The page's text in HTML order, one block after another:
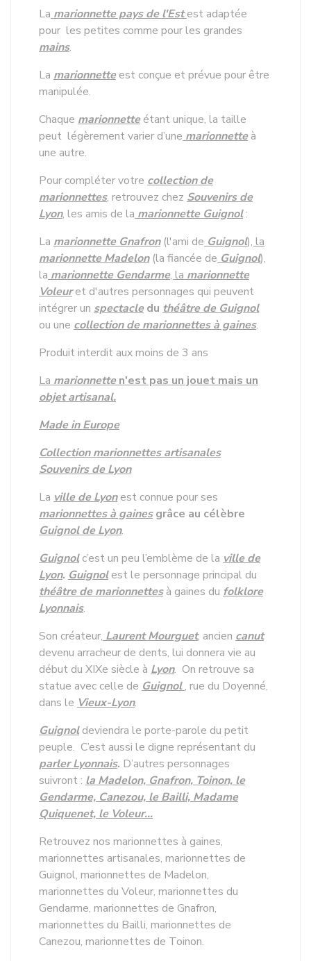
La marionnette pays de l'Estest adaptée
pour les petites comme pour les grandes
mains.
La marionnetteest conçue et prévue pour être
manipulée.
Chaque marionnetteétant unique, la taille
peut légèrement varier d’une marionnetteà
une autre.
Pour compléter votre collection de
marionnettes, retrouvez chez Souvenirs de
Lyon, les amis de la marionnette Guignol:
La marionnette Gnafron(l'ami de Guignol), la
marionnette Madelon(la fiancée de Guignol),
la marionnette Gendarme, la marionnette
Voleuret d'autres personnages qui peuvent
intégrer un spectacledu théâtre de Guignol
ou une collection de marionnettes à gaines.
Produit interdit aux moins de 3 ans
La marionnetten'est pas un jouet mais un
objet artisanal.
Made in Europe
Collection marionnettes artisanales
Souvenirs de Lyon
La ville de Lyonest connue pour ses
marionnettes à gainesgrâce au célèbre
Guignol de Lyon.
Guignol c’est un peu l’emblème de la ville de
Lyon. Guignol est le personnage principal du
théâtre de marionnettes à gaines du folklore
Lyonnais.
Son créateur, Laurent Mourguet, ancien canut
devenu arracheur de dents, lui donnera vie au
début du XIXe siècle à Lyon. On retrouve sa
statue avec celle de Guignol, rue du Doyenné,
dans le Vieux-Lyon.
Guignoldeviendra le porte-parole du petit
peuple. C’est aussi le digne représentant du
parler Lyonnais. D’autres personnages
suivront : la Madelon, Gnafron, Toinon, le
Gendarme, Canezou, le Bailli, Madame
Quiquenet, le Voleur…
Retrouvez nos marionnettes à gaines,
marionnettes artisanales, marionnettes de
Guignol, marionnettes de Madelon,
marionnettes du Voleur, marionnettes du
Gendarme, marionnettes de Gnafron,
marionnettes du Bailli, marionnettes de
Canezou, marionnettes de Toinon.